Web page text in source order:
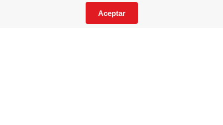
Aceptar
Suscríbete a nuestro Catalogo